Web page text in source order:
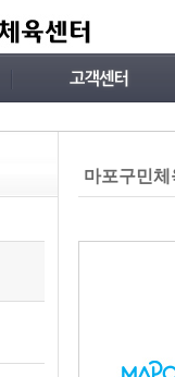
마포구민체